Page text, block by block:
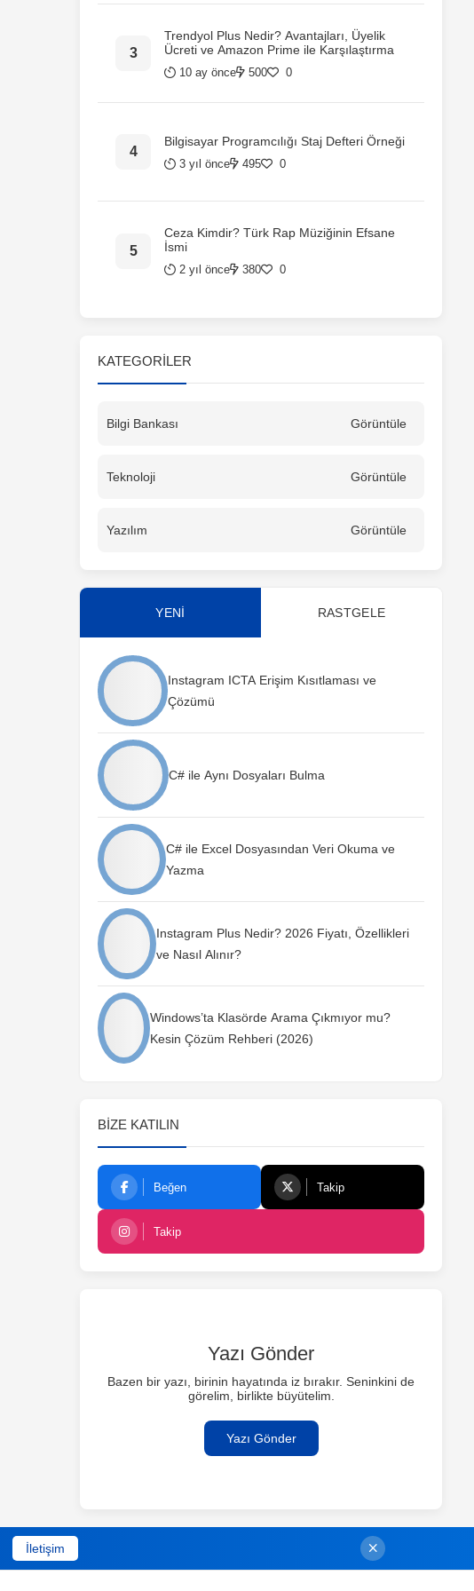
Trendyol Plus Nedir? Avantajları, Üyelik
Ücreti ve Amazon Prime ile Karşılaştırma
10 ay önce 500 0
Bilgisayar Programcılığı Staj Defteri Örneği
3 yıl önce 495 0
Ceza Kimdir? Türk Rap Müziğinin Efsane
İsmi
2 yıl önce 380 0
KATEGORILER
Bilgi Bankası Görüntüle
Teknoloji Görüntüle
Yazılım Görüntüle
YENİ RASTGELE
Instagram ICTA Erişim Kısıtlaması ve
Çözümü
C# ile Aynı Dosyaları Bulma
C# ile Excel Dosyasından Veri Okuma ve
Yazma
Instagram Plus Nedir? 2026 Fiyatı, Özellikleri
ve Nasıl Alınır?
Windows’ta Klasörde Arama Çıkmıyor mu?
Kesin Çözüm Rehberi (2026)
BIZE KATILIN
Beğen Takip
Takip
Yazı Gönder
Bazen bir yazı, birinin hayatında iz bırakır. Seninkini de
görelim, birlikte büyütelim.
Yazı Gönder
İletişim